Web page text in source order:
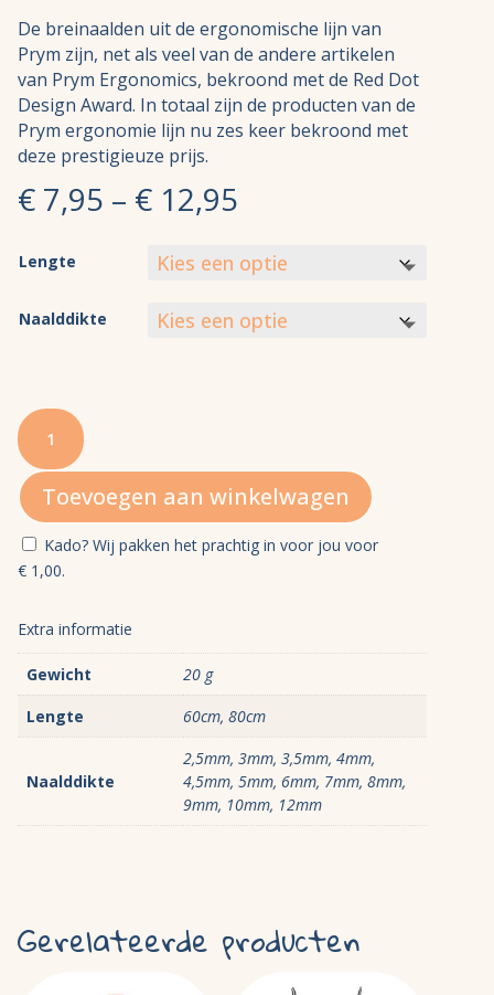
De breinaalden uit de ergonomische lijn van
Prym zijn, net als veel van de andere artikelen
van Prym Ergonomics, bekroond met de Red Dot
Design Award. In totaal zijn de producten van de
Prym ergonomie lijn nu zes keer bekroond met
deze prestigieuze prijs.
€ 7,95 – € 12,95
Lengte
Naalddikte
Prym
Ergonomische
Rondbreinaalden
aantalToevoegen aan winkelwagen
Kado? Wij pakken het prachtig in voor jou voor
€ 1,00.
Extra informatie
Gewicht
20 g
Lengte
60cm, 80cm
Naalddikte
2,5mm, 3mm, 3,5mm, 4mm,
4,5mm, 5mm, 6mm, 7mm, 8mm,
9mm, 10mm, 12mm
Gerelateerde producten